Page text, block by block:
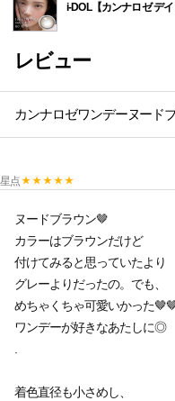
i-DOL【カンナロゼ デ
レビュー
カンナロゼワンデーヌード
星点
ヌードブラウン🤎
カラーはブラウンだけど
付けてみると思っていたより
グレーよりだったの。でも、
めちゃくちゃ可愛いかった
ワンデーが好きなあたしに◎
着色直径も小さめし、